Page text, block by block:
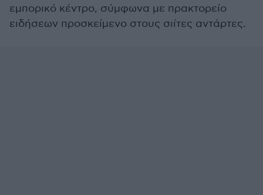
εμπορικό κέντρο, σύμφωνα με πρακτορείο
ειδήσεων προσκείμενο στους σιίτες αντάρτες.